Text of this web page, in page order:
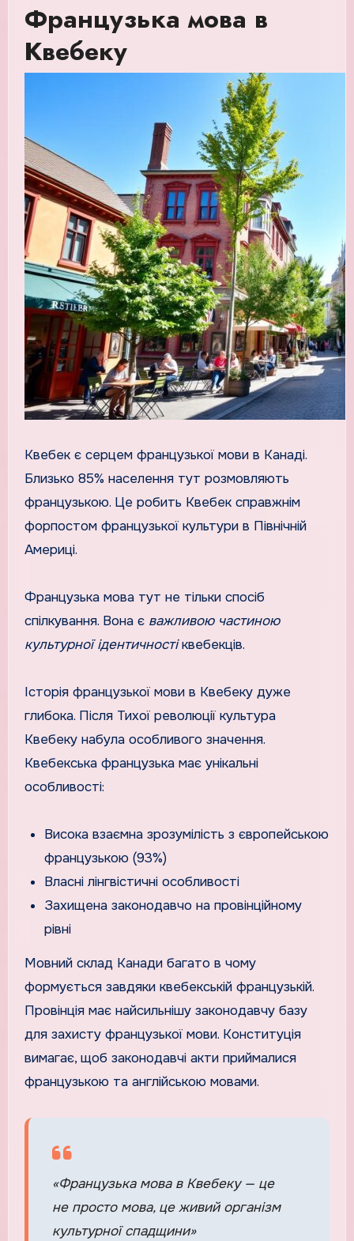
Французька мова в
Квебеку
Квебек є серцем французької мови в Канаді.
Близько 85% населення тут розмовляють
французькою. Це робить Квебек справжнім
форпостом французької культури в Північній
Америці.
Французька мова тут не тільки спосіб
спілкування. Вона є важливою частиною
культурної ідентичностіквебекців.
Історія французької мови в Квебеку дуже
глибока. Після Тихої революції культура
Квебеку набула особливого значення.
Квебекська французька має унікальні
особливості:
Висока взаємна зрозумілість з європейською
французькою (93%)
Власні лінгвістичні особливості
Захищена законодавчо на провінційному
рівні
Мовний склад Канади багато в чому
формується завдяки квебекській французькій.
Провінція має найсильнішу законодавчу базу
для захисту французької мови. Конституція
вимагає, щоб законодавчі акти приймалися
французькою та англійською мовами.
«Французька мова в Квебеку — це
не просто мова, це живий організм
культурної спадщини»